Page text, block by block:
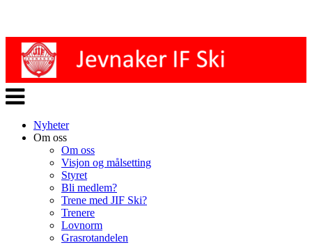
Veksle
navigasjon
Nyheter
Om oss
Om oss
Visjon og målsetting
Styret
Bli medlem?
Trene med JIF Ski?
Trenere
Lovnorm
Grasrotandelen